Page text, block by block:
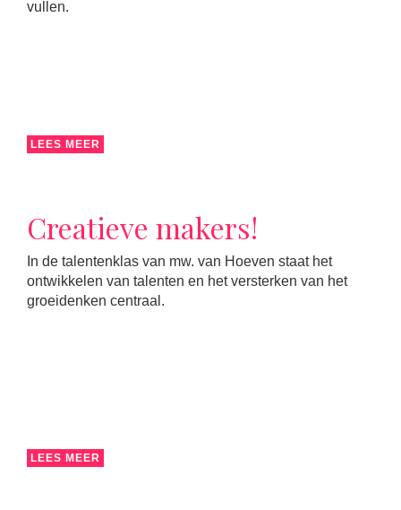
vullen.
LEES MEER
Creatieve makers!
In de talentenklas van mw. van Hoeven staat het
ontwikkelen van talenten en het versterken van het
groeidenken centraal.
LEES MEER